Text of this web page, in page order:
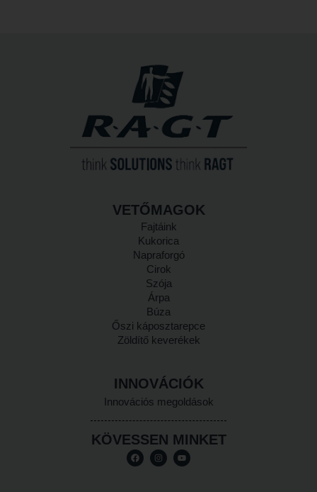
VETŐMAGOK
Fajtáink
Kukorica
Napraforgó
Cirok
Szója
Árpa
Búza
Őszi káposztarepce
Zöldítő keverékek
INNOVÁCIÓK
Innovációs megoldások
KÖVESSEN MINKET